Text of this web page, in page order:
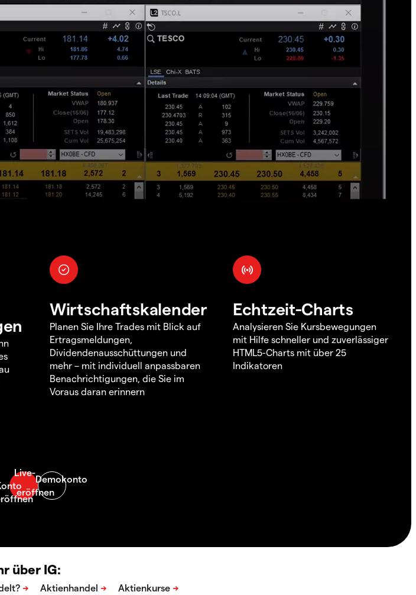
Wirtschaftskalender
Planen Sie Ihre Trades mit Blick auf
Ertragsmeldungen,
Dividendenausschüttungen und
mehr – mit individuell anpassbaren
Benachrichtigungen, die Sie im
Voraus daran erinnern
Echtzeit-Charts
Analysieren Sie Kursbewegungen
mit Hilfe schneller und zuverlässiger
HTML5-Charts mit über 25
Indikatoren
über IG: